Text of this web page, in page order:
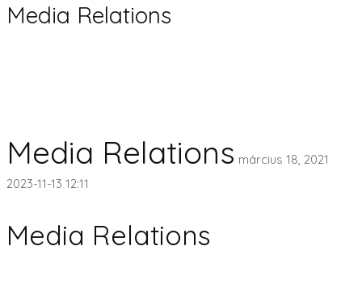
Media Relations
Media Relations március 18, 2021
2023-11-13 12:11
Media Relations